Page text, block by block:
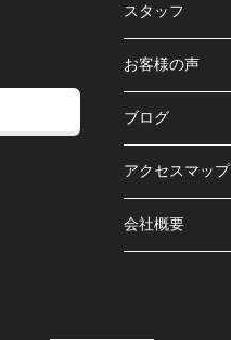
スタッフ
お客様の声
ブログ
アクセスマップ
会社概要